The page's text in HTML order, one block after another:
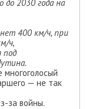
до 2030 года на
400 км/ч, при
ч,
под
— не так
за войны.